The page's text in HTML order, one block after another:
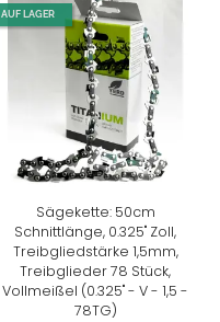
AUF LAGER
Sägekette: 50cm
Schnittlänge, 0.325" Zoll,
Treibgliedstärke 1,5mm,
Treibglieder 78 Stück,
Vollmeißel (0.325" - V - 1,5 -
78TG)